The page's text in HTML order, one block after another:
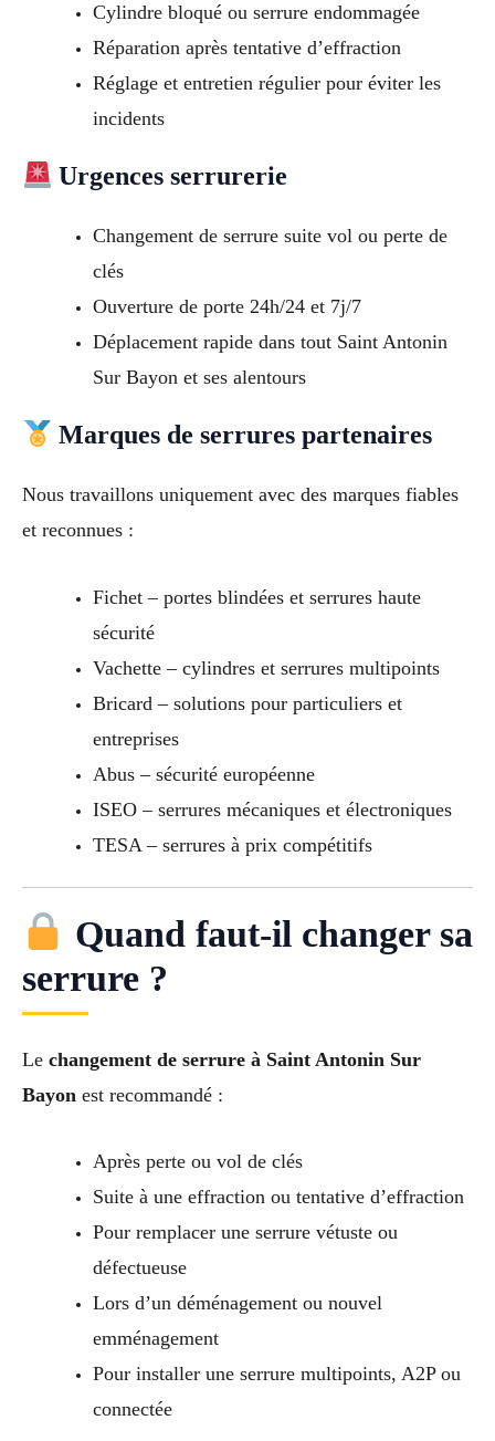
Cylindre bloqué ou serrure endommagée
Réparation après tentative d’effraction
Réglage et entretien régulier pour éviter les
incidents
Urgences serrurerie
Changement de serrure suite vol ou perte de
clés
Ouverture de porte 24h/24 et 7j/7
Déplacement rapide dans tout Saint Antonin
Sur Bayon et ses alentours
Marques de serrures partenaires
Nous travaillons uniquement avec des marques fiables
et reconnues :
Fichet – portes blindées et serrures haute
sécurité
Vachette – cylindres et serrures multipoints
Bricard – solutions pour particuliers et
entreprises
Abus – sécurité européenne
ISEO – serrures mécaniques et électroniques
TESA – serrures à prix compétitifs
Quand faut-il changer sa
serrure ?
Le changement de serrure à Saint Antonin Sur
Bayon est recommandé :
Après perte ou vol de clés
Suite à une effraction ou tentative d’effraction
Pour remplacer une serrure vétuste ou
défectueuse
Lors d’un déménagement ou nouvel
emménagement
Pour installer une serrure multipoints, A2P ou
connectée